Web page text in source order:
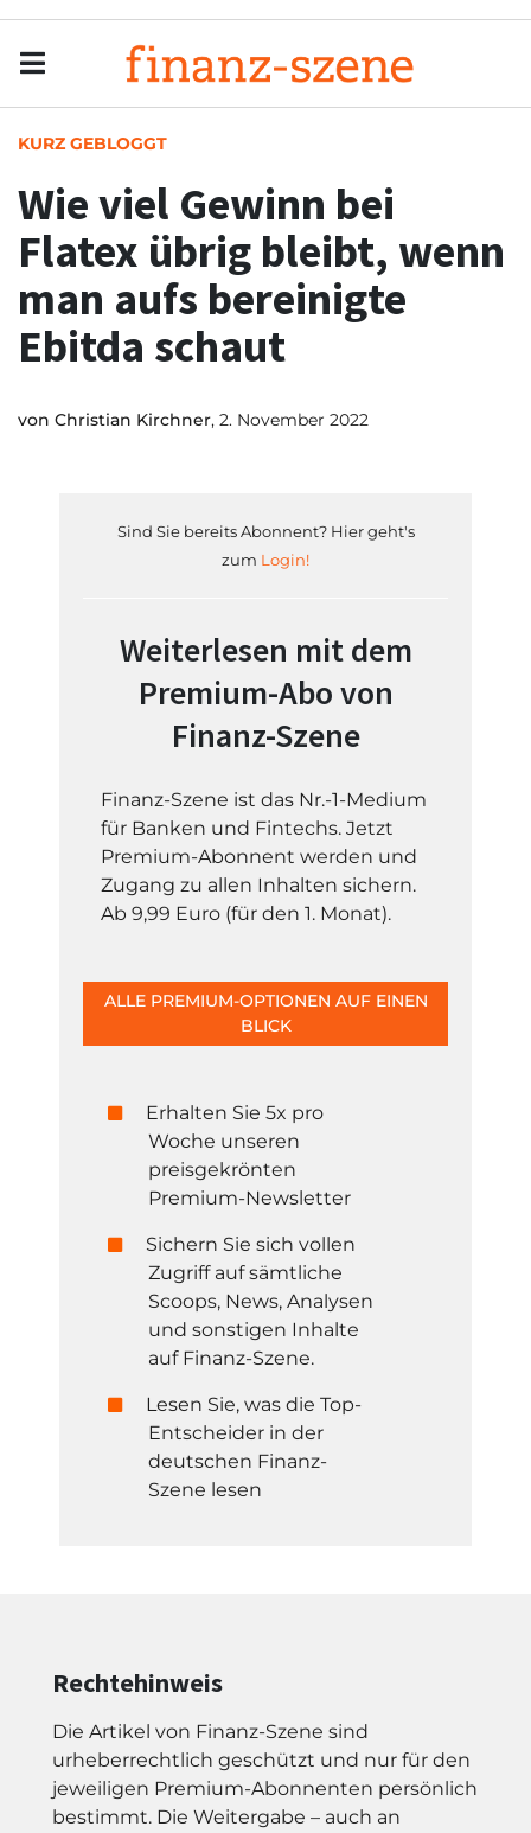
KURZ GEBLOGGT
Wie viel Gewinn bei
Flatex übrig bleibt, wenn
man aufs bereinigte
Ebitda schaut
von Christian Kirchner, 2. November 2022
Sind Sie bereits Abonnent? Hier geht's
zum Login!
Weiterlesen mit dem
Premium-Abo von
Finanz-Szene
Finanz-Szene ist das Nr.-1-Medium
für Banken und Fintechs. Jetzt
Premium-Abonnent werden und
Zugang zu allen Inhalten sichern.
Ab 9,99 Euro (für den 1. Monat).
ALLE PREMIUM-OPTIONEN AUF EINEN
BLICK
Erhalten Sie 5x pro
Woche unseren
preisgekrönten
Premium-Newsletter
Sichern Sie sich vollen
Zugriff auf sämtliche
Scoops, News, Analysen
und sonstigen Inhalte
auf Finanz-Szene.
Lesen Sie, was die Top-
Entscheider in der
deutschen Finanz-
Szene lesen
Rechtehinweis
Die Artikel von Finanz-Szene sind
urheberrechtlich geschützt und nur für den
jeweiligen Premium-Abonnenten persönlich
bestimmt. Die Weitergabe – auch an